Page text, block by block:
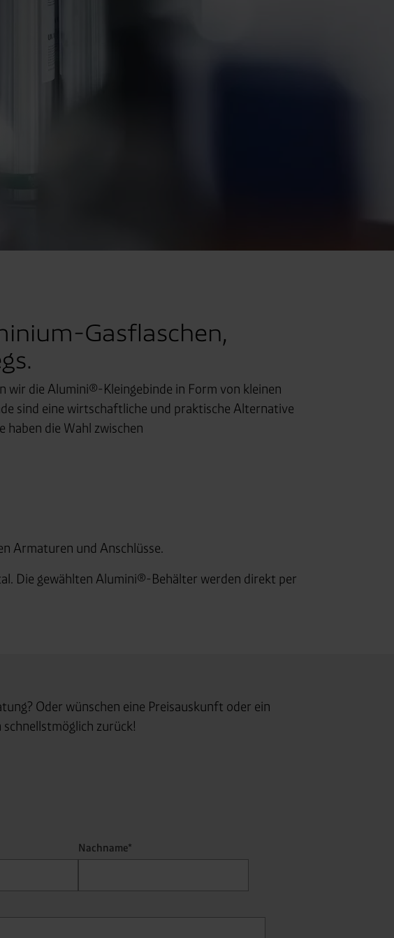
Gasflaschen,
wir die Alumini®-Kleingebinde in Form von kleinen
sind eine wirtschaftliche und praktische Alternative
haben die Wahl zwischen
Armaturen und Anschlüsse.
Die gewählten Alumini®-Behälter werden direkt per
Oder wünschen eine Preisauskunft oder ein
zurück!
Nachname*